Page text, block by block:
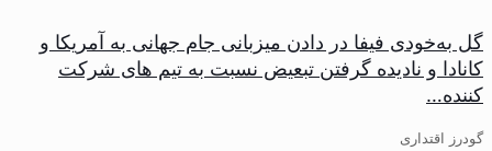
گل به‌خودی فیفا در دادن میزبانی جام جهانی به آمریکا و
کانادا و نادیده گرفتن تبعیض نسبت به تیم های شرکت
کننده…
گودرز اقتداری